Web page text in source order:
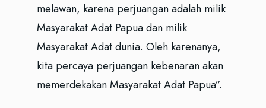
melawan, karena perjuangan adalah milik
Masyarakat Adat Papua dan milik
Masyarakat Adat dunia. Oleh karenanya,
kita percaya perjuangan kebenaran akan
memerdekakan Masyarakat Adat Papua”.